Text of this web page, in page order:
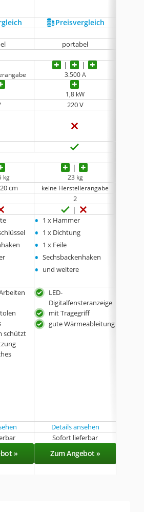
Preis­vergleich
portabel
3.500 A
1,8 kW
220 V
kg 23 kg
cm keine Herstellerangabe
2
• 1 x Hammer
• 1 x Dichtung
• 1 x Feile
• Sechsbackenhaken
• und weitere
schützt
LED-
Digitalfensteranzeige
mit Tragegriff
gute Wärmeableitung
Details ansehen
Sofort lieferbar
» Zum Angebot »